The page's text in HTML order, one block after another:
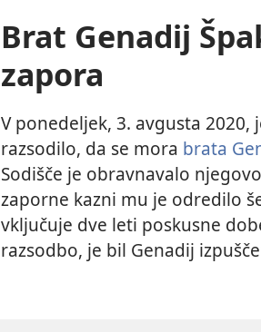
Brat Genadij
zapora
V ponedeljek, 3. avgusta
razsodilo, da se mora brata
Sodišče je obravnavalo
zaporne kazni mu je odredilo
vključuje dve leti poskusne
razsodbo, je bil Genadij